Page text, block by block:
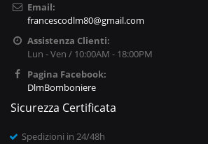
Email:
francescodlm80@gmail.com
Assistenza Clienti:
Lun - Ven / 10:00AM - 18:00PM
Pagina Facebook:
DlmBomboniere
Sicurezza Certificata
Spedizioni in 24/48h